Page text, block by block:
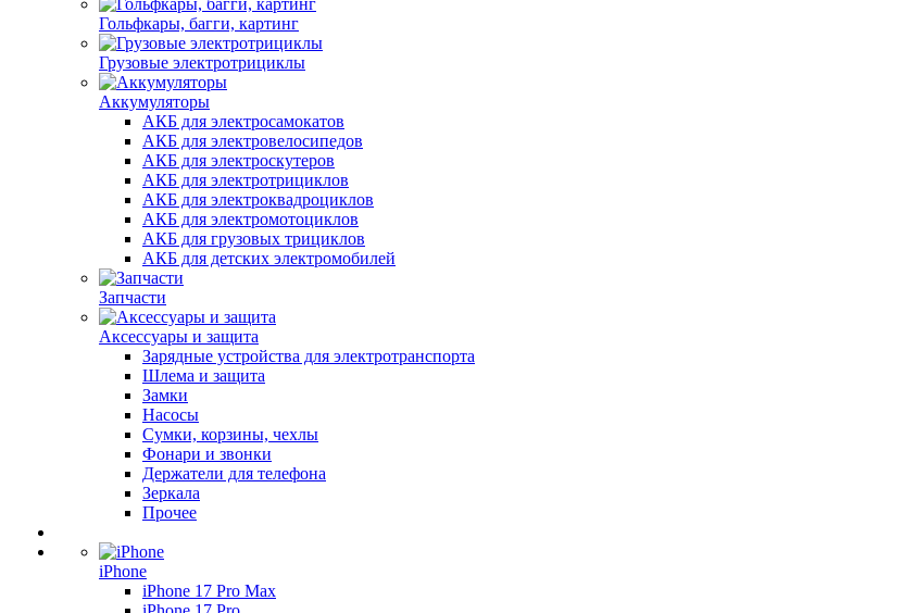
Гольфкары, багги, картинг
Грузовые электротрициклы
Аккумуляторы
АКБ для электросамокатов
АКБ для электровелосипедов
АКБ для электроскутеров
АКБ для электротрициклов
АКБ для электроквадроциклов
АКБ для электромотоциклов
АКБ для грузовых трициклов
АКБ для детских электромобилей
Запчасти
Аксессуары и защита
Зарядные устройства для электротранспорта
Шлема и защита
Замки
Насосы
Сумки, корзины, чехлы
Фонари и звонки
Держатели для телефона
Зеркала
Прочее
iPhone
iPhone 17 Pro Max